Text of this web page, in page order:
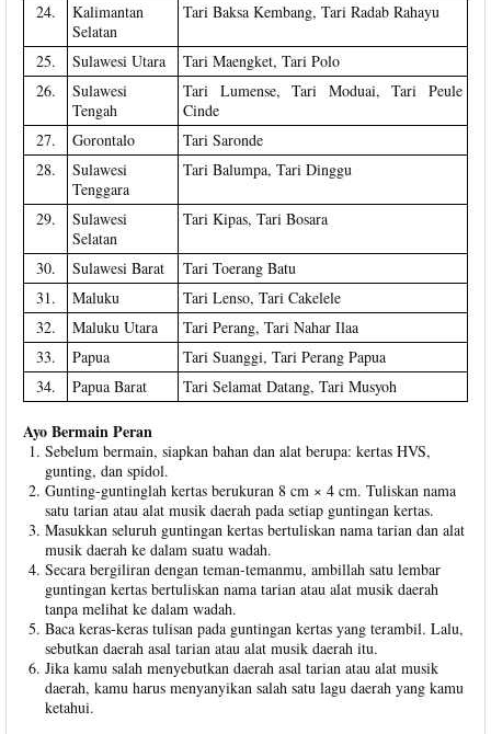
24.
Kalimantan
Selatan
Tari Baksa Kembang, Tari Radab Rahayu
25. Sulawesi Utara
Tari Maengket, Tari Polo
26.
Sulawesi
Tengah
Tari Lumense, Tari Moduai, Tari Peule
Cinde
27.
Gorontalo
Tari Saronde
28.
Sulawesi
Tenggara
Tari Balumpa, Tari Dinggu
29.
Sulawesi
Selatan
Tari Kipas, Tari Bosara
30. Sulawesi Barat
Tari Toerang Batu
31.
Maluku
Tari Lenso, Tari Cakelele
32.
Maluku Utara
Tari Perang, Tari Nahar Ilaa
33.
Papua
Tari Suanggi, Tari Perang Papua
34.
Papua Barat Tari Selamat Datang, Tari Musyoh
Ayo Bermain Peran
Sebelum bermain, siapkan bahan dan alat berupa: kertas HVS,
gunting, dan spidol.
Gunting-guntinglah kertas berukuran 8 cm × 4 cm. Tuliskan nama
satu tarian atau alat musik daerah pada setiap guntingan kertas.
Masukkan seluruh guntingan kertas bertuliskan nama tarian dan alat
musik daerah ke dalam suatu wadah.
Secara bergiliran dengan teman-temanmu, ambillah satu lembar
guntingan kertas bertuliskan nama tarian atau alat musik daerah
tanpa melihat ke dalam wadah.
Baca keras-keras tulisan pada guntingan kertas yang terambil. Lalu,
sebutkan daerah asal tarian atau alat musik daerah itu.
Jika kamu salah menyebutkan daerah asal tarian atau alat musik
daerah, kamu harus menyanyikan salah satu lagu daerah yang kamu
ketahui.